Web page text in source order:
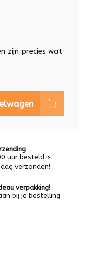
zijn precies wat
uur besteld is
verzonden!
verpakking!
bij je bestelling